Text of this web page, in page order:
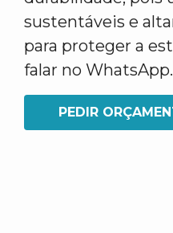
sustentáveis e
para proteger a
falar no WhatsApp.
PEDIR